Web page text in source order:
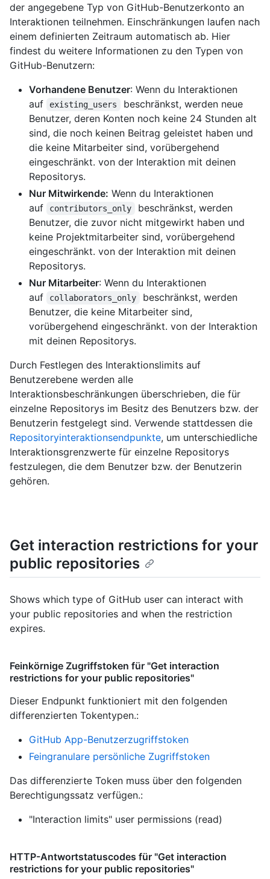
der angegebene Typ von GitHub-Benutzerkonto an
Interaktionen teilnehmen. Einschränkungen laufen nach
einem definierten Zeitraum automatisch ab. Hier
findest du weitere Informationen zu den Typen von
GitHub-Benutzern:
Vorhandene Benutzer: Wenn du Interaktionen
auf
existing_users
beschränkst, werden neue
Benutzer, deren Konten noch keine 24 Stunden alt
sind, die noch keinen Beitrag geleistet haben und
die keine Mitarbeiter sind, vorübergehend
eingeschränkt. von der Interaktion mit deinen
Repositorys.
Nur Mitwirkende: Wenn du Interaktionen
auf
contributors_only
beschränkst, werden
Benutzer, die zuvor nicht mitgewirkt haben und
keine Projektmitarbeiter sind, vorübergehend
eingeschränkt. von der Interaktion mit deinen
Repositorys.
Nur Mitarbeiter: Wenn du Interaktionen
auf
collaborators_only
beschränkst, werden
Benutzer, die keine Mitarbeiter sind,
vorübergehend eingeschränkt. von der Interaktion
mit deinen Repositorys.
Durch Festlegen des Interaktionslimits auf
Benutzerebene werden alle
Interaktionsbeschränkungen überschrieben, die für
einzelne Repositorys im Besitz des Benutzers bzw. der
Benutzerin festgelegt sind. Verwende stattdessen die
Repositoryinteraktionsendpunkte, um unterschiedliche
Interaktionsgrenzwerte für einzelne Repositorys
festzulegen, die dem Benutzer bzw. der Benutzerin
gehören.
Get interaction restrictions for your
public repositories
Shows which type of GitHub user can interact with
your public repositories and when the restriction
expires.
Feinkörnige Zugriffstoken für "Get interaction
restrictions for your public repositories"
Dieser Endpunkt funktioniert mit den folgenden
differenzierten Tokentypen.:
GitHub App-Benutzerzugriffstoken
Feingranulare persönliche Zugriffstoken
Das differenzierte Token muss über den folgenden
Berechtigungssatz verfügen.:
"Interaction limits" user permissions (read)
HTTP-Antwortstatuscodes für "Get interaction
restrictions for your public repositories"